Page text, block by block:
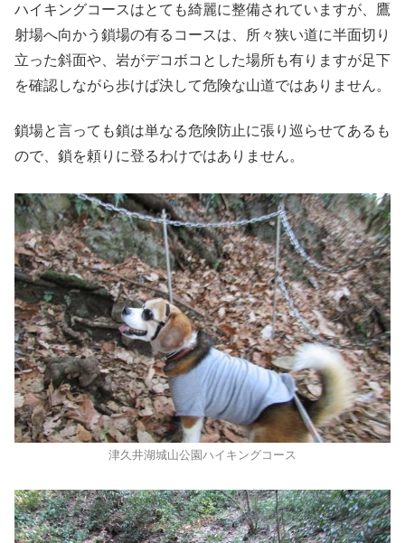
ハイキングコースはとても綺麗に整備されていますが、鷹
射場へ向かう鎖場の有るコースは、所々狭い道に半面切り
立った斜面や、岩がデコボコとした場所も有りますが足下
を確認しながら歩けば決して危険な山道ではありません。
鎖場と言っても鎖は単なる危険防止に張り巡らせてあるも
ので、鎖を頼りに登るわけではありません。
津久井湖城山公園ハイキングコース